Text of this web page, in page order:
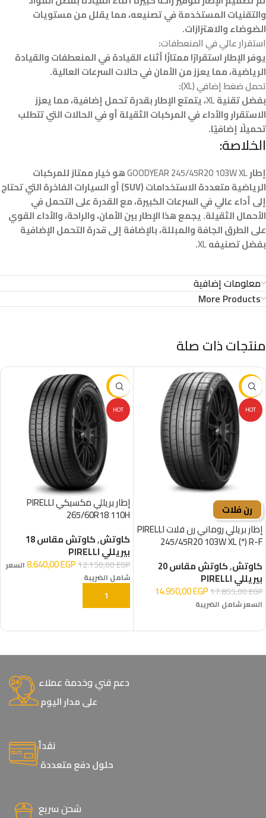
والتقنيات المستخدمة في تصنيعه، مما يقلل من مستويات
الضوضاء والاهتزازات.
استقرار عالي في المنعطفات:
يوفر الإطار استقرارًا ممتازًا أثناء القيادة في المنعطفات والقيادة
الرياضية، مما يعزز من الأمان في حالات السرعات العالية.
تحمل ضغط إضافي (XL)
:
بفضل تقنيةXL، يتمتع الإطار بقدرة تحمل إضافية، مما يعزز
الاستقرار والأداء في المركبات الثقيلة أو في الحالات التي تتطلب
تحميلًا إضافيًا.
الخلاصة:
إطارGOODYEAR 245/45R20 103W XLهو خيار ممتاز للمركبات
الرياضية متعددة الاستخدامات (SUV) أو السيارات الفاخرة التي تحتاج
إلى أداء عالي في السرعات الكبيرة، مع القدرة على التحمل في
الأحمال الثقيلة. يجمع هذا الإطار بين الأمان، والراحة، والأداء القوي
على الطرق الجافة والمبللة، بالإضافة إلى قدرة التحمل الإضافية
بفضل تصنيفهXL
.
معلومات إضافية
More Products
منتجات ذات صلة
-16%
HOT
رن فلات
إطار بريللي روماني رن فلات PIRELLI
245/45R20 103W XL (*) R-F
كاوتش,كاوتش مقاس 20
بيريللي PIRELLI
17.855,00EGP
14.950,00EGP
السعر شامل الضريبة
-29%
HOT
إطار بريللي مكسيكي PIRELLI
265/60R18 110H
كاوتش,كاوتش مقاس 18
بيريللي PIRELLI
12.150,00EGP
8.640,00EGP
السعر
شامل الضريبة
إضافة إلى السلة
دعم فني وخدمة عملاء
على مدار اليوم
نقداً
حلول دفع متعددة
شحن سريع